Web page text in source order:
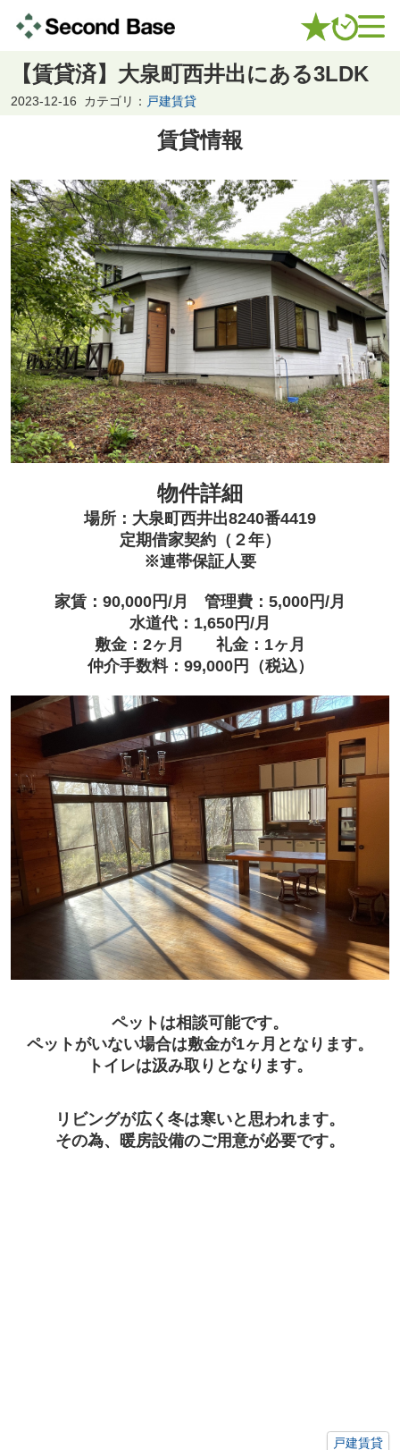
【賃貸済】大泉町西井出にある3LDK
2023-12-16 カテゴリ： 戸建賃貸
賃貸情報
物件詳細
場所：大泉町西井出8240番4419
定期借家契約（２年）
※連帯保証人要
家賃：90,000円/月 管理費：5,000円/月
水道代：1,650円/月
敷金：2ヶ月 礼金：1ヶ月
仲介手数料：99,000円（税込）
ペットは相談可能です。
ペットがいない場合は敷金が1ヶ月となります。
トイレは汲み取りとなります。
リビングが広く冬は寒いと思われます。
その為、暖房設備のご用意が必要です。
戸建賃貸